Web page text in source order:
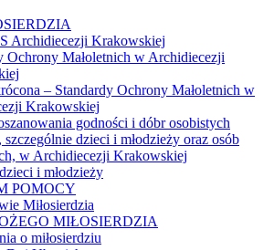
Archidiecezji Krakowskiej
Ochrony Małoletnich w Archidiecezji
– Standardy Ochrony Małoletnich w
Krakowskiej
godności i dóbr osobistych
dzieci i młodzieży oraz osób
w Archidiecezji Krakowskiej
i młodzieży
POMOCY
Miłosierdzia
MIŁOSIERDZIA
o miłosierdziu